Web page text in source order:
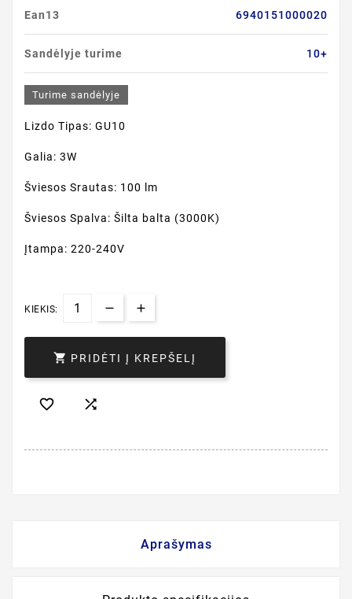
Ean13 6940151000020
Sandėlyje turime 10+
Turime sandėlyje
Lizdo Tipas: GU10
Galia: 3W
Šviesos Srautas: 100 lm
Šviesos Spalva: Šilta balta (3000K)
Įtampa: 220-240V
KIEKIS:
 PRIDĖTI Į KREPŠELĮ
 
Aprašymas